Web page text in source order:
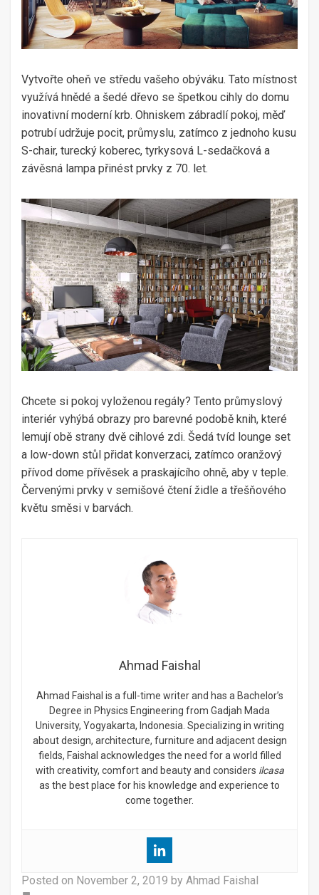
Vytvořte oheň ve středu vašeho obýváku. Tato místnost
využívá hnědé a šedé dřevo se špetkou cihly do domu
inovativní moderní krb. Ohniskem zábradlí pokoj, měď
potrubí udržuje pocit, průmyslu, zatímco z jednoho kusu
S-chair, turecký koberec, tyrkysová L-sedačková a
závěsná lampa přinést prvky z 70. let.
Chcete si pokoj vyloženou regály? Tento průmyslový
interiér vyhýbá obrazy pro barevné podobě knih, které
lemují obě strany dvě cihlové zdi. Šedá tvíd lounge set
a low-down stůl přidat konverzaci, zatímco oranžový
přívod dome přívěsek a praskajícího ohně, aby v teple.
Červenými prvky v semišové čtení židle a třešňového
květu směsi v barvách.
Ahmad Faishal
Ahmad Faishal is a full-time writer and has a Bachelor’s
Degree in Physics Engineering from Gadjah Mada
University, Yogyakarta, Indonesia. Specializing in writing
about design, architecture, furniture and adjacent design
fields, Faishal acknowledges the need for a world filled
with creativity, comfort and beauty and considers ilcasa
as the best place for his knowledge and experience to
come together.
Posted on November 2, 2019 by Ahmad Faishal